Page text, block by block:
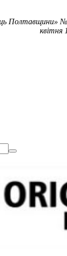
Полтавщини»
квітня